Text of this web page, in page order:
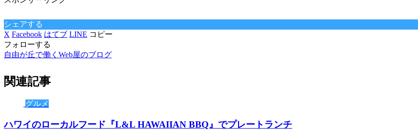
シェアする
X Facebook はてブ LINE コピー
フォローする
自由が丘で働くWeb屋のブログ
関連記事
グルメ
ハワイのローカルフード『L&L HAWAIIAN BBQ』でプレートランチ